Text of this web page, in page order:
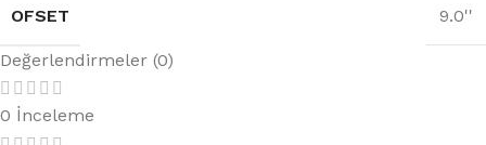
OFSET 9.0''
Değerlendirmeler (0)
0 İnceleme